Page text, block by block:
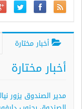
أخبار مختارة
أخبار مختارة
مدير الصندوق يزور